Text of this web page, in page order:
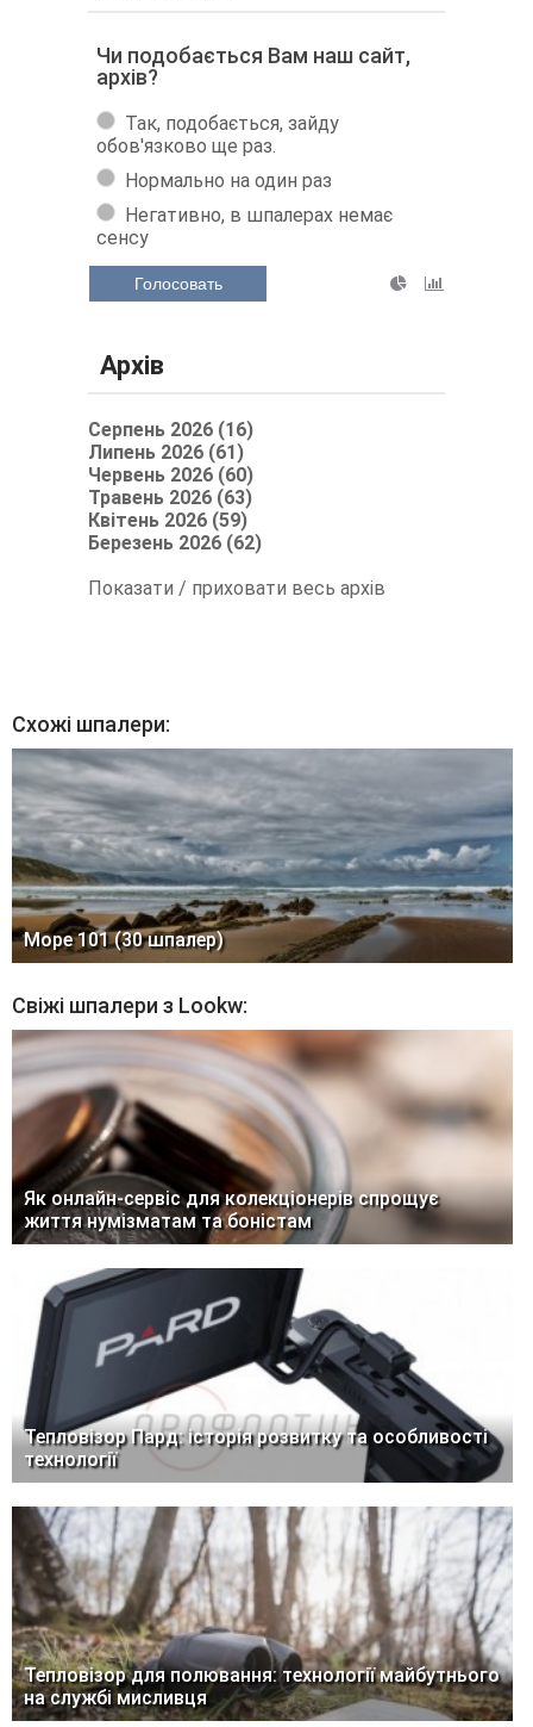
Чи подобається Вам наш сайт,
архів?
Так, подобається, зайду
обов'язково ще раз.
Нормально на один раз
Негативно, в шпалерах немає
сенсу
Голосовать
Архів
Серпень 2026 (16)
Липень 2026 (61)
Червень 2026 (60)
Травень 2026 (63)
Квітень 2026 (59)
Березень 2026 (62)
Показати / приховати весь архів
Схожі шпалери:
Море 101 (30 шпалер)
Свіжі шпалери з Lookw:
Як онлайн-сервіс для колекціонерів спрощує
життя нумізматам та боністам
Тепловізор Пард: історія розвитку та особливості
технології
Тепловізор для полювання: технології майбутнього
на службі мисливця